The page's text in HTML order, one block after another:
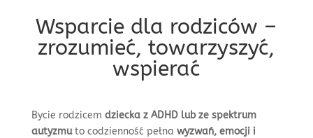
Wsparcie dla rodziców –
zrozumieć, towarzyszyć,
wspierać
Bycie rodzicem dziecka z ADHD lub ze spektrum
autyzmuto codzienność pełna wyzwań, emocji i